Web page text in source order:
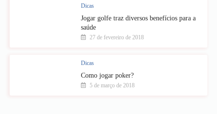
Dicas
Jogar golfe traz diversos benefícios para a
saúde
27 de fevereiro de 2018
Dicas
Como jogar poker?
5 de março de 2018